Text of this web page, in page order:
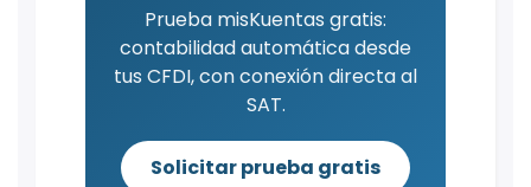
Prueba misKuentas gratis:
contabilidad automática desde
tus CFDI, con conexión directa al
SAT.
Solicitar prueba gratis